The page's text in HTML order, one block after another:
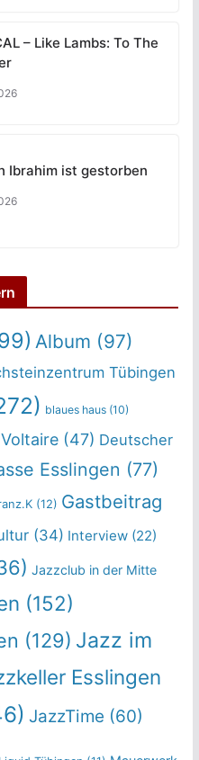
– Like Lambs: To The
Ibrahim ist gestorben
Album (97)
Tübingen
blaues haus(10)
(47) Deutscher
Esslingen (77)
(12) Gastbeitrag
(34) Interview(22)
Jazzclub in der Mitte
(152)
(129) Jazz im
Esslingen
JazzTime (60)